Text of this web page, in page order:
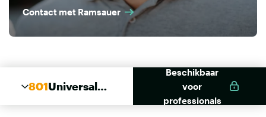
Contact met Ramsauer
801Universal
Beschikbaar
voor
professionals